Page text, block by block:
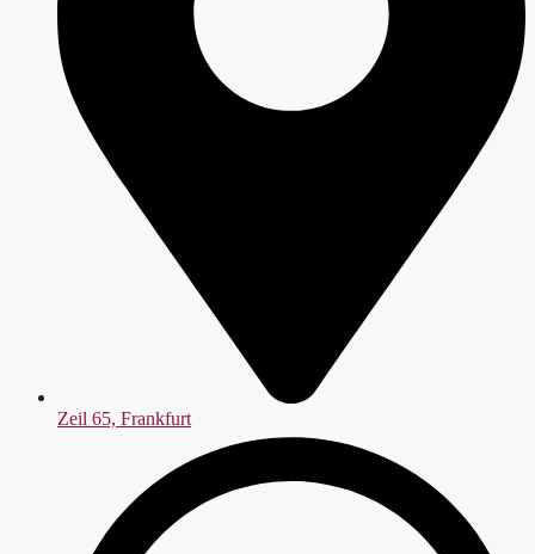
Zeil 65, Frankfurt